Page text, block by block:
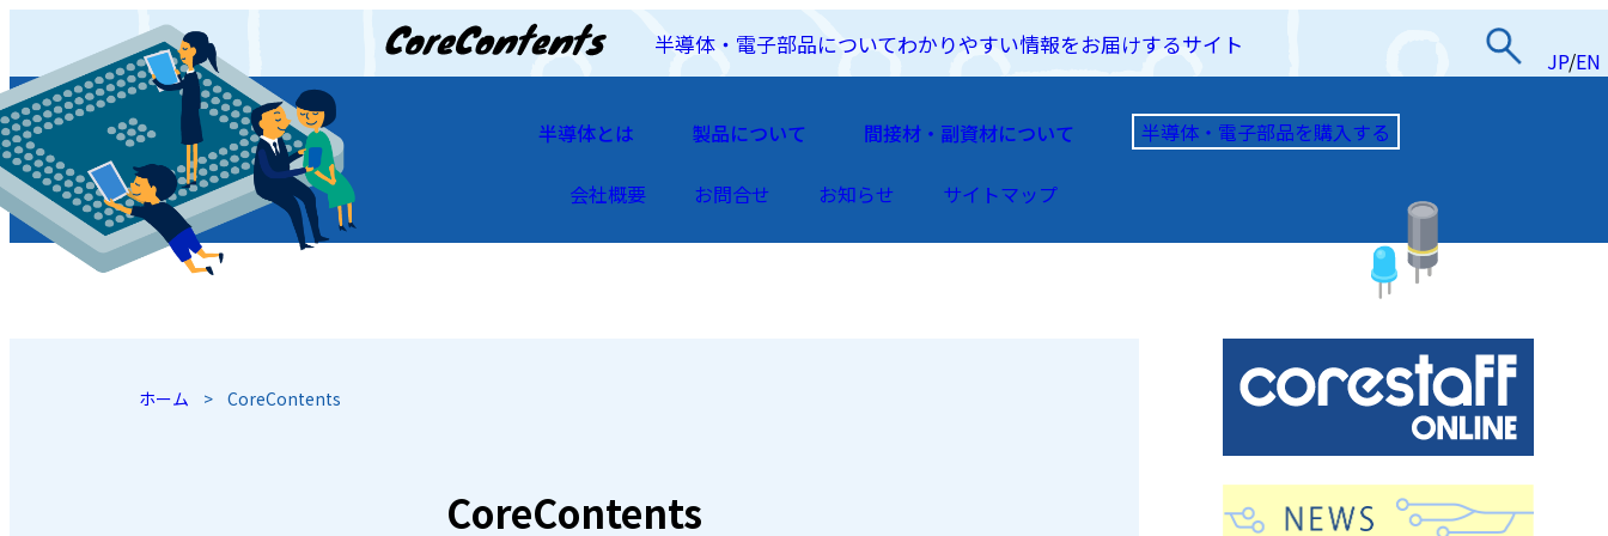
半導体・電子部品についてわかりやすい情報をお届けするサイト
JP/EN
JP/EN
半導体とは 製品について 間接材・副資材について 半導体・電子部品を購入する
会社概要 お問合せ お知らせ サイトマップ
ホーム > CoreContents
CoreContents